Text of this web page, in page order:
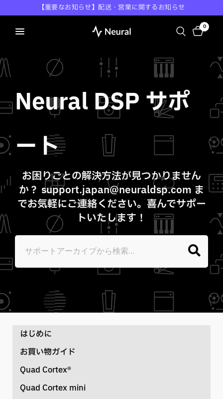
【重要なお知らせ】配送・営業に関するお知らせ
0
Neural DSP サポ
ート
お困りごとの解決方法が見つかりません
か？ support.japan@neuraldsp.com ま
でお気軽にご連絡ください。喜んでサポー
トいたします！
はじめに
ナレッジベース
お買い物ガイド
Quad Cortex®
Quad Cortex mini